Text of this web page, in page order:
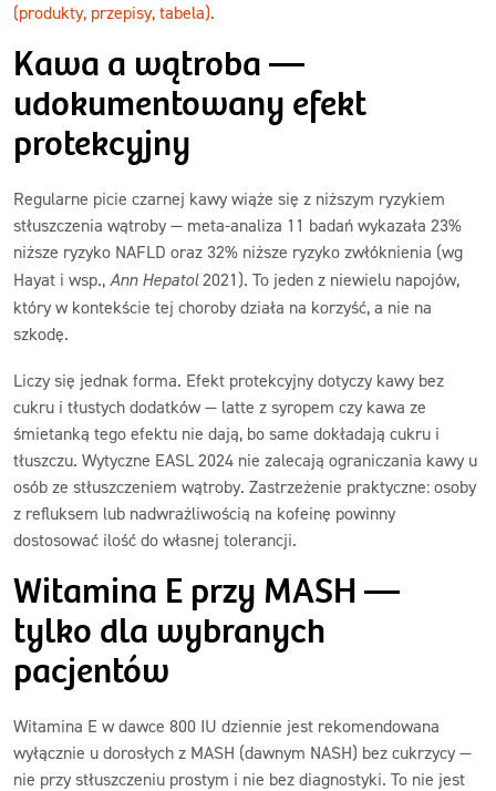
(produkty, przepisy, tabela).
Kawa a wątroba —
udokumentowany efekt
protekcyjny
Regularne picie czarnej kawy wiąże się z niższym ryzykiem
stłuszczenia wątroby — meta-analiza 11 badań wykazała 23%
niższe ryzyko NAFLD oraz 32% niższe ryzyko zwłóknienia (wg
Hayat i wsp., Ann Hepatol2021). To jeden z niewielu napojów,
który w kontekście tej choroby działa na korzyść, a nie na
szkodę.
Liczy się jednak forma. Efekt protekcyjny dotyczy kawy bez
cukru i tłustych dodatków — latte z syropem czy kawa ze
śmietanką tego efektu nie dają, bo same dokładają cukru i
tłuszczu. Wytyczne EASL 2024 nie zalecają ograniczania kawy u
osób ze stłuszczeniem wątroby. Zastrzeżenie praktyczne: osoby
z refluksem lub nadwrażliwością na kofeinę powinny
dostosować ilość do własnej tolerancji.
Witamina E przy MASH —
tylko dla wybranych
pacjentów
Witamina E w dawce 800 IU dziennie jest rekomendowana
wyłącznie u dorosłych z MASH (dawnym NASH) bez cukrzycy —
nie przy stłuszczeniu prostym i nie bez diagnostyki. To nie jest